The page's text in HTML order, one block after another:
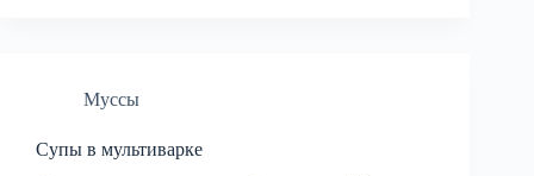
Муссы
Супы в мультиварке